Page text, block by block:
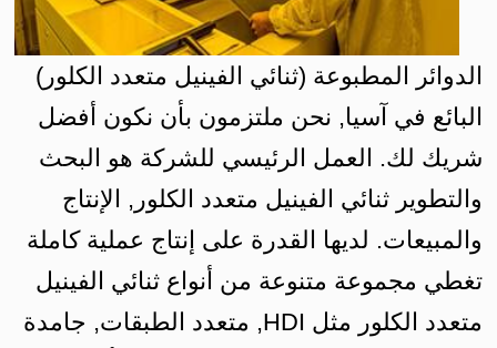
الدوائر المطبوعة (ثنائي الفينيل متعدد الكلور)
البائع في آسيا, نحن ملتزمون بأن نكون أفضل
شريك لك. العمل الرئيسي للشركة هو البحث
والتطوير ثنائي الفينيل متعدد الكلور, الإنتاج
والمبيعات. لديها القدرة على إنتاج عملية كاملة
تغطي مجموعة متنوعة من أنواع ثنائي الفينيل
متعدد الكلور مثل HDI, متعدد الطبقات, جامدة